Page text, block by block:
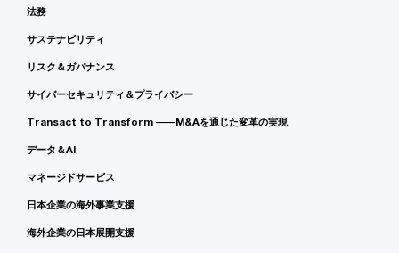
法務
サステナビリティ
リスク＆ガバナンス
サイバーセキュリティ＆プライバシー
Transact to Transform ――M&Aを通じた変革の実現
データ＆AI
マネージドサービス
日本企業の海外事業支援
海外企業の日本展開支援